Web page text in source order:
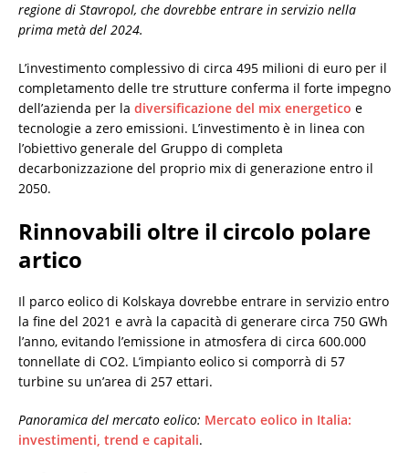
regione di Stavropol, che dovrebbe entrare in servizio nella
prima metà del 2024.
L’investimento complessivo di circa 495 milioni di euro per il
completamento delle tre strutture conferma il forte impegno
dell’azienda per la diversificazione del mix energetico e
tecnologie a zero emissioni. L’investimento è in linea con
l’obiettivo generale del Gruppo di completa
decarbonizzazione del proprio mix di generazione entro il
2050.
Rinnovabili oltre il circolo polare
artico
Il parco eolico di Kolskaya dovrebbe entrare in servizio entro
la fine del 2021 e avrà la capacità di generare circa 750 GWh
l’anno, evitando l’emissione in atmosfera di circa 600.000
tonnellate di CO2. L’impianto eolico si comporrà di 57
turbine su un’area di 257 ettari.
Panoramica del mercato eolico: Mercato eolico in Italia:
investimenti, trend e capitali.